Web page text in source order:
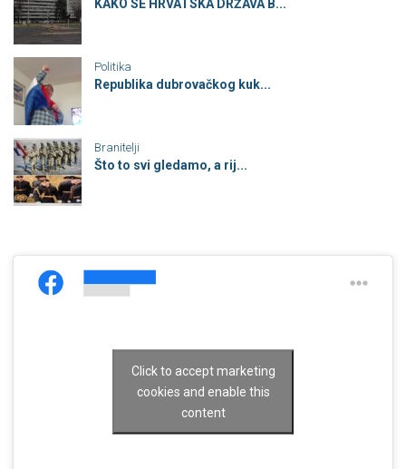
KAKO SE HRVATSKA DRŽAVA B...
Politika
Republika dubrovačkog kuk...
Branitelji
Što to svi gledamo, a rij...
Click to accept marketing
cookies and enable this
content